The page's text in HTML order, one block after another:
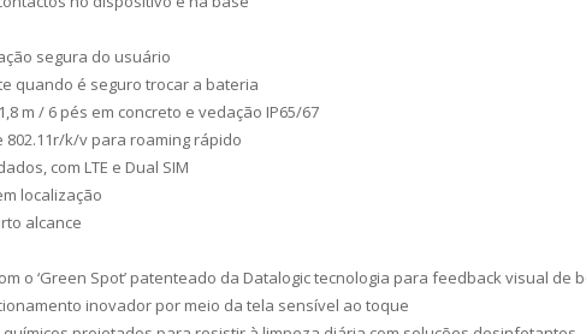
segura do usuário
quando é seguro trocar a bateria
m / 6 pés em concreto e vedação IP65/67
802.11r/k/v para roaming rápido
com LTE e Dual SIM
localização
alcance
o ‘Green Spot’ patenteado da Datalogic tecnologia para feedback visual de
inovador por meio da tela sensível ao toque